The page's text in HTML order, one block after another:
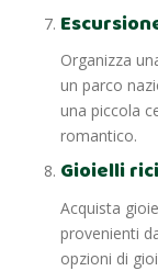
Organizza
un parco
una piccola
romantico.
Gioielli
Acquista
provenienti
opzioni di